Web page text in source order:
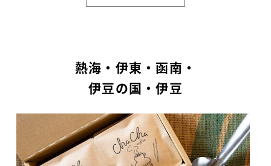
熱海・伊東・函南・
伊豆の国・伊豆